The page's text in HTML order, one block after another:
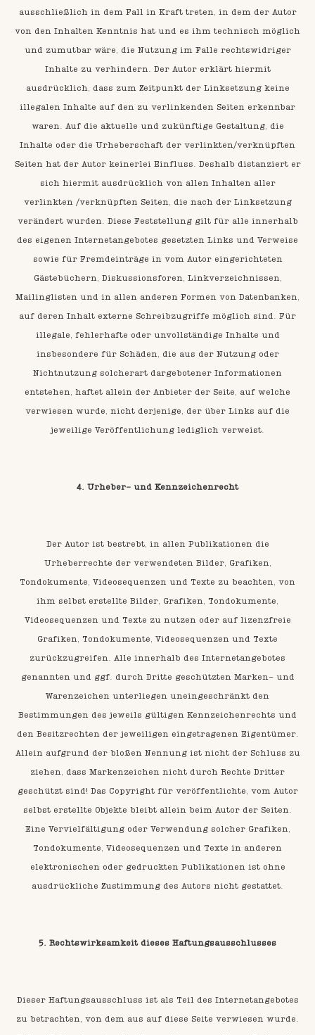
ausschließlich in dem Fall in Kraft treten, in dem der Autor
von den Inhalten Kenntnis hat und es ihm technisch möglich
und zumutbar wäre, die Nutzung im Falle rechtswidriger
Inhalte zu verhindern. Der Autor erklärt hiermit
ausdrücklich, dass zum Zeitpunkt der Linksetzung keine
illegalen Inhalte auf den zu verlinkenden Seiten erkennbar
waren. Auf die aktuelle und zukünftige Gestaltung, die
Inhalte oder die Urheberschaft der verlinkten/verknüpften
Seiten hat der Autor keinerlei Einfluss. Deshalb distanziert er
sich hiermit ausdrücklich von allen Inhalten aller
verlinkten /verknüpften Seiten, die nach der Linksetzung
verändert wurden. Diese Feststellung gilt für alle innerhalb
des eigenen Internetangebotes gesetzten Links und Verweise
sowie für Fremdeinträge in vom Autor eingerichteten
Gästebüchern, Diskussionsforen, Linkverzeichnissen,
Mailinglisten und in allen anderen Formen von Datenbanken,
auf deren Inhalt externe Schreibzugriffe möglich sind. Für
illegale, fehlerhafte oder unvollständige Inhalte und
insbesondere für Schäden, die aus der Nutzung oder
Nichtnutzung solcherart dargebotener Informationen
entstehen, haftet allein der Anbieter der Seite, auf welche
verwiesen wurde, nicht derjenige, der über Links auf die
jeweilige Veröffentlichung lediglich verweist.
4. Urheber- und Kennzeichenrecht
Der Autor ist bestrebt, in allen Publikationen die
Urheberrechte der verwendeten Bilder, Grafiken,
Tondokumente, Videosequenzen und Texte zu beachten, von
ihm selbst erstellte Bilder, Grafiken, Tondokumente,
Videosequenzen und Texte zu nutzen oder auf lizenzfreie
Grafiken, Tondokumente, Videosequenzen und Texte
zurückzugreifen. Alle innerhalb des Internetangebotes
genannten und ggf. durch Dritte geschützten Marken- und
Warenzeichen unterliegen uneingeschränkt den
Bestimmungen des jeweils gültigen Kennzeichenrechts und
den Besitzrechten der jeweiligen eingetragenen Eigentümer.
Allein aufgrund der bloßen Nennung ist nicht der Schluss zu
ziehen, dass Markenzeichen nicht durch Rechte Dritter
geschützt sind! Das Copyright für veröffentlichte, vom Autor
selbst erstellte Objekte bleibt allein beim Autor der Seiten.
Eine Vervielfältigung oder Verwendung solcher Grafiken,
Tondokumente, Videosequenzen und Texte in anderen
elektronischen oder gedruckten Publikationen ist ohne
ausdrückliche Zustimmung des Autors nicht gestattet.
5. Rechtswirksamkeit dieses Haftungsausschlusses
Dieser Haftungsausschluss ist als Teil des Internetangebotes
zu betrachten, von dem aus auf diese Seite verwiesen wurde.